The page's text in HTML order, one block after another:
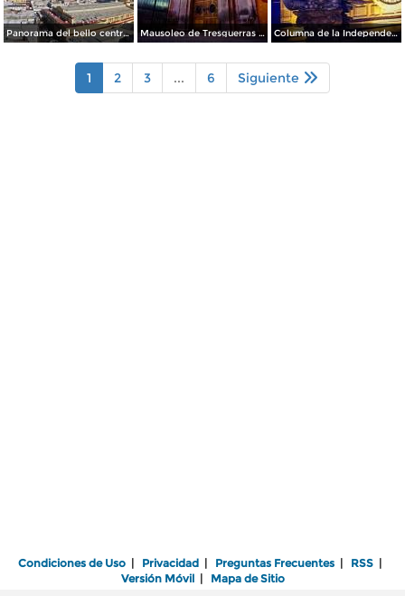
Panorama del bello centro histórico de Celaya Mausoleo de Tresguerras / Capilla de los Dolores Columna de la Independencia de noche
1 2 3 ... 6 Siguiente
Condiciones de Uso | Privacidad | Preguntas Frecuentes | RSS |
Versión Móvil| Mapa de Sitio